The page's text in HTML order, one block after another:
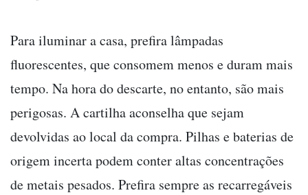
Para iluminar a casa, prefira lâmpadas
fluorescentes, que consomem menos e duram mais
tempo. Na hora do descarte, no entanto, são mais
perigosas. A cartilha aconselha que sejam
devolvidas ao local da compra. Pilhas e baterias de
origem incerta podem conter altas concentrações
de metais pesados. Prefira sempre as recarregáveis